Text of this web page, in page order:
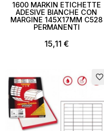
1600 MARKIN ETICHETTE
ADESIVE BIANCHE CON
MARGINE 145X17MM C528
PERMANENTI
15,11 €
favorite_border
Nome lista dei desideri